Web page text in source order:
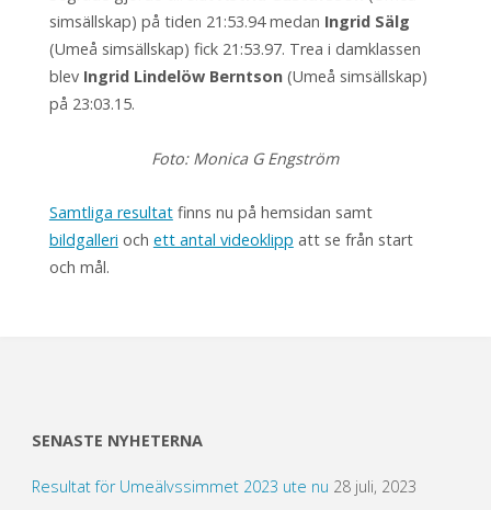
simsällskap) på tiden 21:53.94 medan Ingrid Sälg
(Umeå simsällskap) fick 21:53.97. Trea i damklassen
blev Ingrid Lindelöw Berntson(Umeå simsällskap)
på 23:03.15.
Foto: Monica G Engström
Samtliga resultatfinns nu på hemsidan samt
bildgalleri och ett antal videoklipp att se från start
och mål.
SENASTE NYHETERNA
Resultat för Umeälvssimmet 2023 ute nu 28 juli, 2023